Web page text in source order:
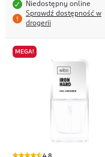
Niedostępny online
Sprawdź dostępność w
drogerii
MEGA!